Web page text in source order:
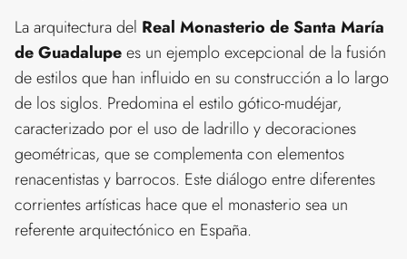
La arquitectura del Real Monasterio de Santa María
de Guadalupees un ejemplo excepcional de la fusión
de estilos que han influido en su construcción a lo largo
de los siglos. Predomina el estilo gótico-mudéjar,
caracterizado por el uso de ladrillo y decoraciones
geométricas, que se complementa con elementos
renacentistas y barrocos. Este diálogo entre diferentes
corrientes artísticas hace que el monasterio sea un
referente arquitectónico en España.